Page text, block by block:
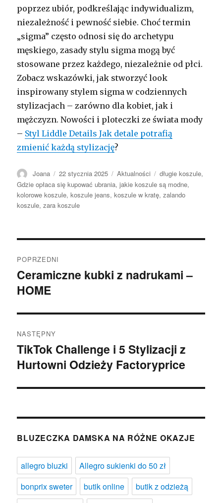
poprzez ubiór, podkreślając indywidualizm,
niezależność i pewność siebie. Choć termin
„sigma” często odnosi się do archetypu
męskiego, zasady stylu sigma mogą być
stosowane przez każdego, niezależnie od płci.
Zobacz wskazówki, jak stworzyć look
inspirowany stylem sigma w codziennych
stylizacjach – zarówno dla kobiet, jak i
mężczyzn. Nowości i ploteczki ze świata mody
– Styl Liddle Details Jak detale potrafią
zmienić każdą stylizację?
Autor
Joana Opublikowano
22 stycznia 2025 Kategorie
Aktualności Tagi
długie koszule,
Gdzie opłaca się kupować ubrania,jakie koszule są modne,
kolorowe koszule,koszule jeans,koszule w kratę,zalando
koszule,zara koszule
wpisu
POPRZEDNI
Poprzedni
wpis:
Ceramiczne kubki z nadrukami –
HOME
NASTĘPNY
Następny
wpis:
TikTok Challenge i 5 Stylizacji z
Hurtowni Odzieży Factoryprice
BLUZECZKA DAMSKA NA RÓŻNE OKAZJE
allegro bluzki
Allegro sukienki do 50 zł
bonprix sweter
butik online
butik z odzieżą